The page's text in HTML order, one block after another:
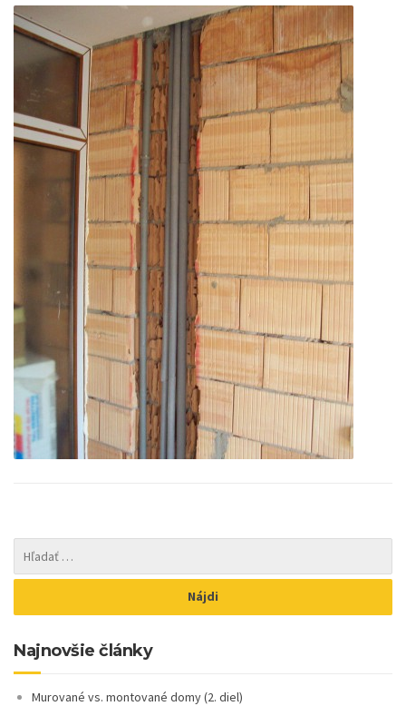
Najnovšie články
Murované vs. montované domy (2. diel)